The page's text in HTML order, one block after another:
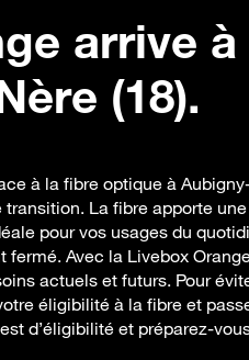
arrive à
(18).
à la fibre optique à
La fibre apporte
pour vos usages du
fermé. Avec la Livebox
actuels et futurs. Pour
éligibilité à la fibre et
d’éligibilité et préparez-